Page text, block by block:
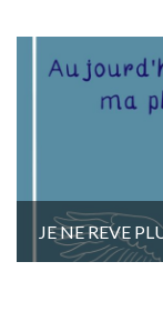
JE NE REVE